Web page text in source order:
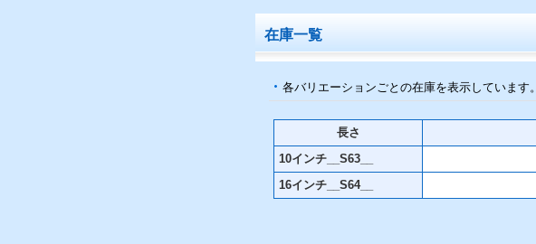
在庫一覧
各バリエーションごとの在庫を表示しています。
長さ
10インチ__S63__
16インチ__S64__